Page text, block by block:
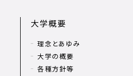
大学概要
理念とあゆみ
大学の概要
各種方針等